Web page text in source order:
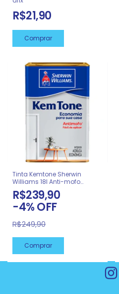
R$21,90
Tinta Kemtone Sherwin
Williams 18l Anti-mofo
Acabamento
R$239,90
-4%OFF
R$249,90